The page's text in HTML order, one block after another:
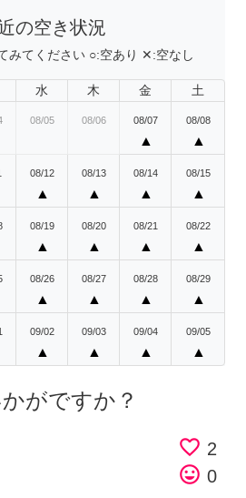
の空き状況
みてください ○:空あり ✕:空なし
水 木 金 土
08/05 08/06 08/07
▲
08/08
▲
08/12
▲
08/13
▲
08/14
▲
08/15
▲
08/19
▲
08/20
▲
08/21
▲
08/22
▲
08/26
▲
08/27
▲
08/28
▲
08/29
▲
09/02
▲
09/03
▲
09/04
▲
09/05
▲
がですか？
favorite_border 2
tag_faces 0